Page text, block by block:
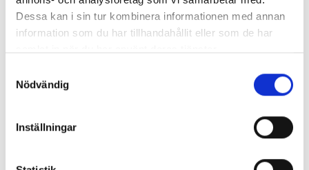
Dessa kan i sin tur kombinera informationen med annan
information som du har tillhandahållit eller som de har
Nödvändig
Inställningar
Tedd Arnold - författare &